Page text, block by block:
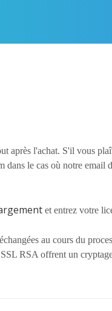
après l'achat. S'il vous
le cas où notre
et entrez votre
au cours du
RSA offrent un